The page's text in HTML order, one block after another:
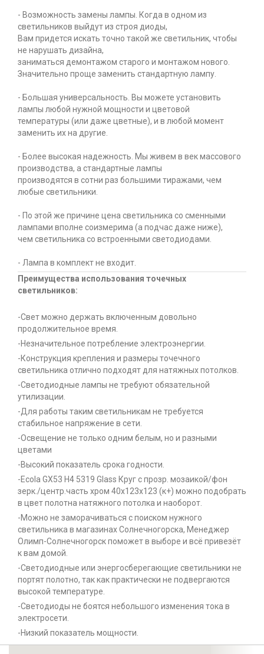
- Возможность замены лампы. Когда в одном из
светильников выйдут из строя диоды,
Вам придется искать точно такой же светильник, чтобы
не нарушать дизайна,
заниматься демонтажом старого и монтажом нового.
Значительно проще заменить стандартную лампу.
- Большая универсальность. Вы можете установить
лампы любой нужной мощности и цветовой
температуры (или даже цветные), и в любой момент
заменить их на другие.
- Более высокая надежность. Мы живем в век массового
производства, а стандартные лампы
производятся в сотни раз большими тиражами, чем
любые светильники.
- По этой же причине цена светильника со сменными
лампами вполне соизмерима (а подчас даже ниже),
чем светильника со встроенными светодиодами.
- Лампа в комплект не входит.
Преимущества использования точечных
светильников:
-Свет можно держать включенным довольно
продолжительное время.
-Незначительное потребление электроэнергии.
-Конструкция крепления и размеры точечного
светильника отлично подходят для натяжных потолков.
-Светодиодные лампы не требуют обязательной
утилизации.
-Для работы таким светильникам не требуется
стабильное напряжение в сети.
-Освещение не только одним белым, но и разными
цветами
-Высокий показатель срока годности.
-Ecola GX53 H4 5319 Glass Круг с прозр. мозаикой/фон
зерк./центр.часть хром 40x123x123 (к+) можно подобрать
в цвет полотна натяжного потолка и наоборот.
-Можно не заморачиваться с поиском нужного
светильника в магазинах Солнечногорска, Менеджер
Олимп-Солнечногорск поможет в выборе и всё привезёт
к вам домой.
-Светодиодные или энергосберегающие светильники не
портят полотно, так как практически не подвергаются
высокой температуре.
-Светодиоды не боятся небольшого изменения тока в
электросети.
-Низкий показатель мощности.